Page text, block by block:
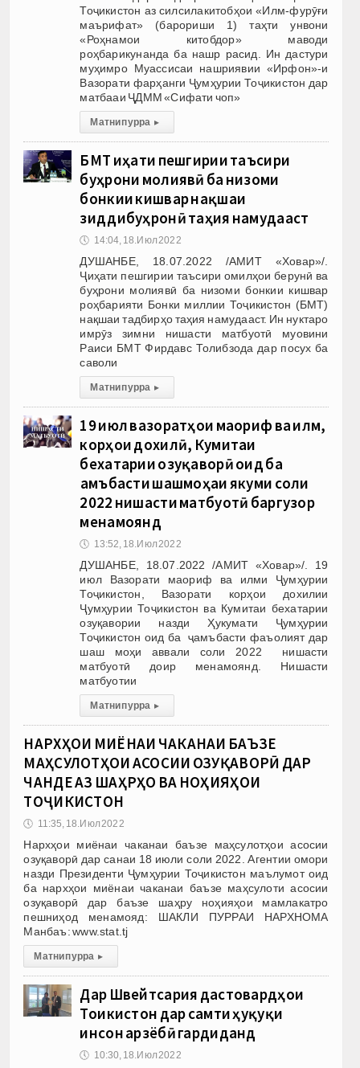
Тоҷикистон аз силсилакитобҳои «Илм-фурӯғи
маърифат» (барориши 1) таҳти унвони
«Роҳнамои китобдор» маводи
роҳбарикунанда ба нашр расид. Ин дастури
муҳимро Муассисаи нашриявии «Ирфон»-и
Вазорати фарҳанги Ҷумҳурии Тоҷикистон дар
матбааи ҶДММ «Сифати чоп»
Матни пурра ▸
БМТ ҷиҳати пешгирии таъсири
буҳрони молиявӣ ба низоми
бонкии кишвар нақшаи
зиддибуҳронӣ таҳия намудааст
🕔 14:04, 18.Июл 2022
ДУШАНБЕ, 18.07.2022 /АМИТ «Ховар»/.
Ҷиҳати пешгирии таъсири омилҳои берунӣ ва
буҳрони молиявӣ ба низоми бонкии кишвар
роҳбарияти Бонки миллии Тоҷикистон (БМТ)
нақшаи тадбирҳо таҳия намудааст. Ин нуктаро
имрӯз зимни нишасти матбуотӣ муовини
Раиси БМТ Фирдавс Толибзода дар посух ба
саволи
Матни пурра ▸
19 июл вазоратҳои маориф ва илм,
корҳои дохилӣ, Кумитаи
бехатарии озуқаворӣ оид ба
ҷамъбасти шашмоҳаи якуми соли
2022 нишасти матбуотӣ баргузор
менамоянд
🕔 13:52, 18.Июл 2022
ДУШАНБЕ, 18.07.2022 /АМИТ «Ховар»/. 19
июл Вазорати маориф ва илми Ҷумҳурии
Тоҷикистон, Вазорати корҳои дохилии
Ҷумҳурии Тоҷикистон ва Кумитаи бехатарии
озуқавории назди Ҳукумати Ҷумҳурии
Тоҷикистон оид ба ҷамъбасти фаъолият дар
шаш моҳи аввали соли 2022 нишасти
матбуотӣ доир менамоянд. Нишасти
матбуотии
Матни пурра ▸
НАРХҲОИ МИЁНАИ ЧАКАНАИ БАЪЗЕ
МАҲСУЛОТҲОИ АСОСИИ ОЗУҚАВОРӢ ДАР
ЧАНДЕ АЗ ШАҲРҲО ВА НОҲИЯҲОИ
ТОҶИКИСТОН
🕔 11:35, 18.Июл 2022
Нархҳои миёнаи чаканаи баъзе маҳсулотҳои асосии
озуқаворӣ дар санаи 18 июли соли 2022. Агентии омори
назди Президенти Ҷумҳурии Тоҷикистон маълумот оид
ба нархҳои миёнаи чаканаи баъзе маҳсулоти асосии
озуқаворӣ дар баъзе шаҳру ноҳияҳои мамлакатро
пешниҳод менамояд: ШАКЛИ ПУРРАИ НАРХНОМА
Манбаъ: www.stat.tj
Матни пурра ▸
Дар Швейтсария дастовардҳои
Тоҷикистон дар самти ҳуқуқи
инсон арзёбӣ гардиданд
🕔 10:30, 18.Июл 2022